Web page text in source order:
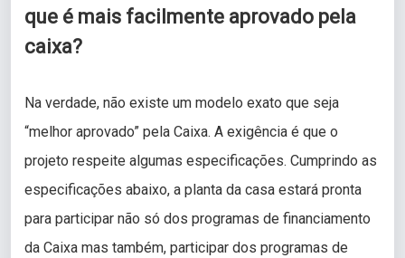
que é mais facilmente aprovado pela
caixa?
Na verdade, não existe um modelo exato que seja
“melhor aprovado” pela Caixa. A exigência é que o
projeto respeite algumas especificações. Cumprindo as
especificações abaixo, a planta da casa estará pronta
para participar não só dos programas de financiamento
da Caixa mas também, participar dos programas de